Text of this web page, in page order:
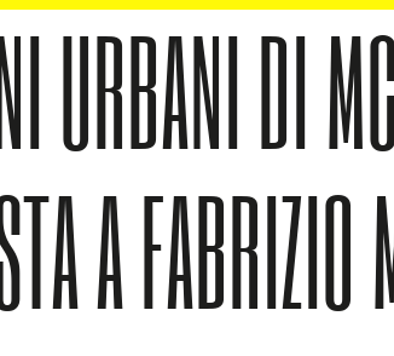
URBANI DI
A